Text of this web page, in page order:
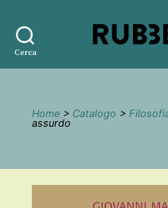
Cerca
Home > Catalogo >
assurdo